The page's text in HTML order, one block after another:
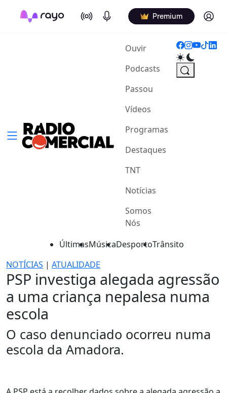
On Air Podcasts Premium Log in
Ouvir(current)
Podcasts
Passou
Vídeos
Programas
Destaques
TNT
Notícias
Somos
Nós
ÚltimasMúsicaDesportoTrânsito
NOTÍCIAS | ATUALIDADE
PSP investiga alegada agressão
a uma criança nepalesa numa
escola
O caso denunciado ocorreu numa
escola da Amadora.